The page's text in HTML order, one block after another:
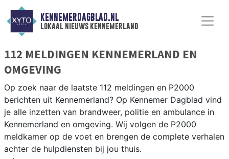
KENNEMERDAGBLAD.NL
lokaal nieuws kennemerland
112 MELDINGEN KENNEMERLAND EN
OMGEVING
Op zoek naar de laatste 112 meldingen en P2000
berichten uit Kennemerland? Op Kennemer Dagblad vind
je alle inzetten van brandweer, politie en ambulance in
Kennemerland en omgeving. Wij volgen de P2000
meldkamer op de voet en brengen de complete verhalen
achter de hulpdiensten bij jou thuis.